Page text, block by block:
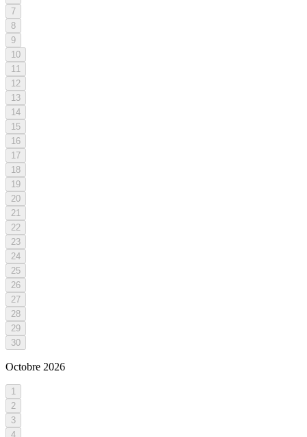
7
8
9
10
11
12
13
14
15
16
17
18
19
20
21
22
23
24
25
26
27
28
29
30
Octobre 2026
1
2
3
4